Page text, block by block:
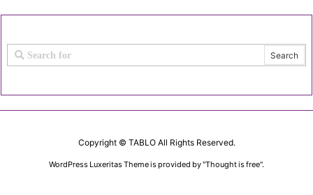
Copyright © TABLOAll Rights Reserved.
WordPress Luxeritas Theme is provided by "Thought is free".